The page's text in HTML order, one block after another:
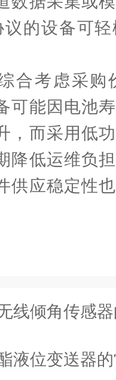
的设备可
合考虑采购
可能因电池
，而采用低
降低运维负
供应稳定性
线倾角传感
位变送器的常